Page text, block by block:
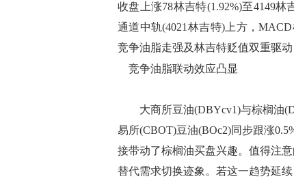
收盘上涨78林吉特(1.92%)至4149
通道中轨(4021林吉特)上方，
竞争油脂走强及林吉特贬值双重驱动
竞争油脂联动效应凸显
大商所豆油(DBYcv1)与棕榈油
易所(CBOT)豆油(BOc2)同步跟涨
接带动了棕榈油买盘兴趣。值得注
替代需求切换迹象。若这一趋势延